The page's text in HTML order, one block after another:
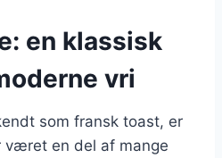
en klassisk
vri
som fransk toast, er
været en del af mange